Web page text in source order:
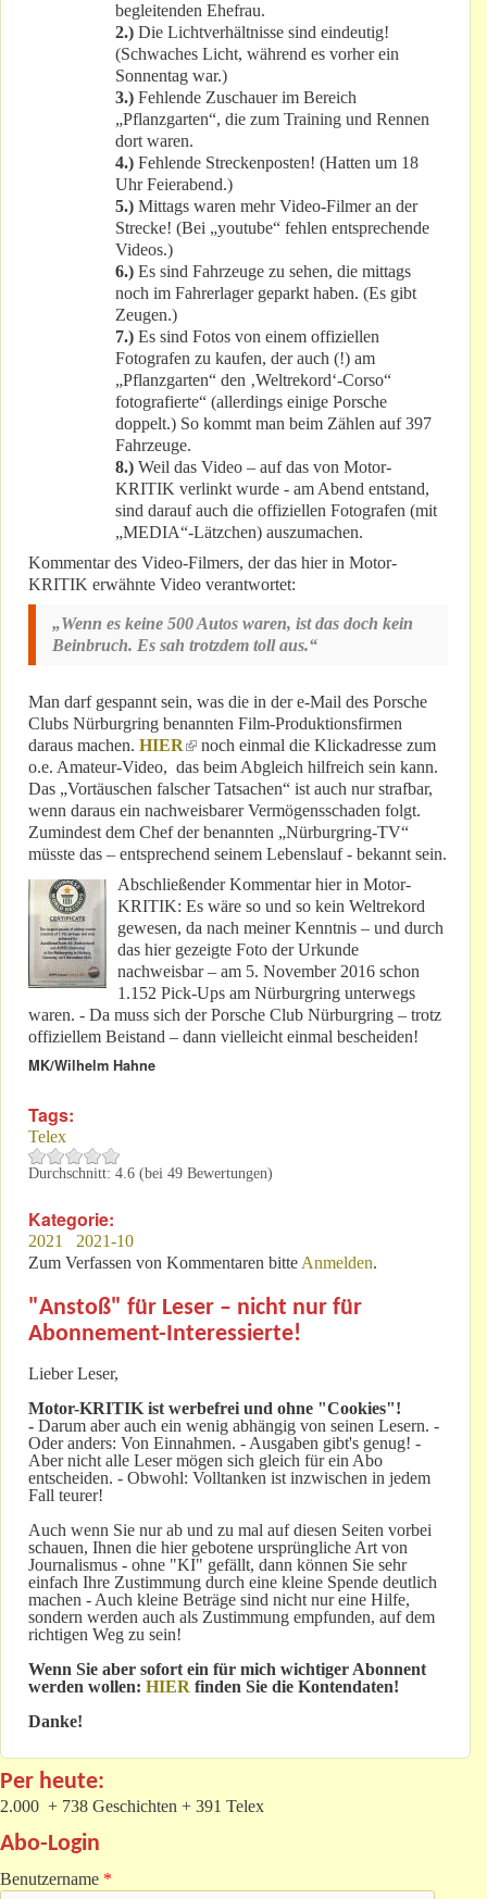
begleitenden Ehefrau.
2.) Die Lichtverhältnisse sind eindeutig!
(Schwaches Licht, während es vorher ein
Sonnentag war.)
3.) Fehlende Zuschauer im Bereich
„Pflanzgarten“, die zum Training und Rennen
dort waren.
4.) Fehlende Streckenposten! (Hatten um 18
Uhr Feierabend.)
5.) Mittags waren mehr Video-Filmer an der
Strecke! (Bei „youtube“ fehlen entsprechende
Videos.)
6.) Es sind Fahrzeuge zu sehen, die mittags
noch im Fahrerlager geparkt haben. (Es gibt
Zeugen.)
7.) Es sind Fotos von einem offiziellen
Fotografen zu kaufen, der auch (!) am
„Pflanzgarten“ den ‚Weltrekord‘-Corso“
fotografierte“ (allerdings einige Porsche
doppelt.) So kommt man beim Zählen auf 397
Fahrzeuge.
8.) Weil das Video – auf das von Motor-
KRITIK verlinkt wurde - am Abend entstand,
sind darauf auch die offiziellen Fotografen (mit
„MEDIA“-Lätzchen) auszumachen.
Kommentar des Video-Filmers, der das hier in Motor-
KRITIK erwähnte Video verantwortet:
„Wenn es keine 500 Autos waren, ist das doch kein
Beinbruch. Es sah trotzdem toll aus.“
Man darf gespannt sein, was die in der e-Mail des Porsche
Clubs Nürburgring benannten Film-Produktionsfirmen
daraus machen. HIER(link is external)
noch einmal die Klickadresse zum
o.e. Amateur-Video, das beim Abgleich hilfreich sein kann.
Das „Vortäuschen falscher Tatsachen“ ist auch nur strafbar,
wenn daraus ein nachweisbarer Vermögensschaden folgt.
Zumindest dem Chef der benannten „Nürburgring-TV“
müsste das – entsprechend seinem Lebenslauf - bekannt sein.
Abschließender Kommentar hier in Motor-
KRITIK: Es wäre so und so kein Weltrekord
gewesen, da nach meiner Kenntnis – und durch
das hier gezeigte Foto der Urkunde
nachweisbar – am 5. November 2016 schon
1.152 Pick-Ups am Nürburgring unterwegs
waren. - Da muss sich der Porsche Club Nürburgring – trotz
offiziellem Beistand – dann vielleicht einmal bescheiden!
MK/Wilhelm Hahne
Tags:
Telex
Durchschnitt: 4.6 (bei 49 Bewertungen)
Kategorie:
2021
2021-10
Zum Verfassen von Kommentaren bitte Anmelden.
"Anstoß" für Leser – nicht nur für
Abonnement-Interessierte!
Lieber Leser,
Motor-KRITIK ist werbefrei und ohne "Cookies"!
- Darum aber auch ein wenig abhängig von seinen Lesern. -
Oder anders: Von Einnahmen. - Ausgaben gibt's genug! -
Aber nicht alle Leser mögen sich gleich für ein Abo
entscheiden. - Obwohl: Volltanken ist inzwischen in jedem
Fall teurer!
Auch wenn Sie nur ab und zu mal auf diesen Seiten vorbei
schauen, Ihnen die hier gebotene ursprüngliche Art von
Journalismus - ohne "KI" gefällt, dann können Sie sehr
einfach Ihre Zustimmung durch eine kleine Spende deutlich
machen - Auch kleine Beträge sind nicht nur eine Hilfe,
sondern werden auch als Zustimmung empfunden, auf dem
richtigen Weg zu sein!
Wenn Sie aber sofort ein für mich wichtiger Abonnent
werden wollen: HIER finden Sie die Kontendaten!
Danke!
Per heute:
2.000 + 738 Geschichten + 391 Telex
Abo-Login
Benutzername *